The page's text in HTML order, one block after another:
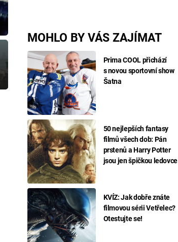
MOHLO BY VÁS ZAJÍMAT
Prima COOL přichází
s novou sportovní show
Šatna
50 nejlepších fantasy
filmů všech dob: Pán
prstenů a Harry Potter
jsou jen špičkou ledovce
KVÍZ: Jak dobře znáte
filmovou sérii Vetřelec?
Otestujte se!